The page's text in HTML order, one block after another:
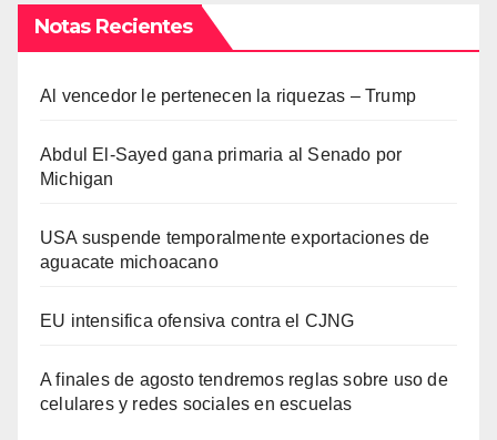
Notas Recientes
Al vencedor le pertenecen la riquezas – Trump
Abdul El-Sayed gana primaria al Senado por
Michigan
USA suspende temporalmente exportaciones de
aguacate michoacano
EU intensifica ofensiva contra el CJNG
A finales de agosto tendremos reglas sobre uso de
celulares y redes sociales en escuelas